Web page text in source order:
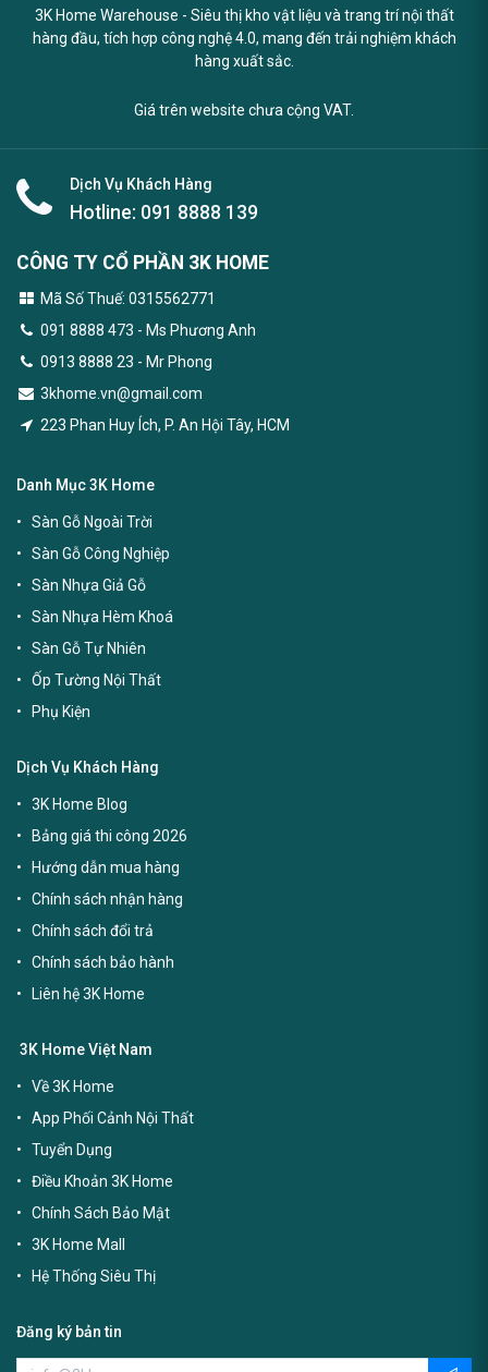
3K Home Warehouse - Siêu thị kho vật liệu và trang trí nội thất
hàng đầu, tích hợp công nghệ 4.0, mang đến trải nghiệm khách
hàng xuất sắc.
Giá trên website chưa cộng VAT.
Dịch Vụ Khách Hàng
Hotline: 091 8888 139
CÔNG TY CỔ PHẦN 3K HOME
Mã Số Thuế: 0315562771
091 8888 473 - Ms Phương Anh
0913 8888 23 - Mr Phong
3khome.vn@gmail.com
223 Phan Huy Ích, P. An Hội Tây, HCM
Danh Mục 3K Home
Sàn Gỗ Ngoài Trời
Sàn Gỗ Công Nghiệp
Sàn Nhựa Giả Gỗ
Sàn Nhựa Hèm Khoá
Sàn Gỗ Tự Nhiên
Ốp Tường Nội Thất
Phụ Kiện
Dịch Vụ Khách Hàng
3K Home Blog
Bảng giá thi công 2026
Hướng dẫn mua hàng
Chính sách nhận hàng
Chính sách đổi trả
Chính sách bảo hành
Liên hệ 3K Home
3K Home Việt Nam
Về 3K Home
App Phối Cảnh Nội Thất
Tuyển Dụng
Điều Khoản 3K Home
Chính Sách Bảo Mật
3K Home Mall
Hệ Thống Siêu Thị
Đăng ký bản tin